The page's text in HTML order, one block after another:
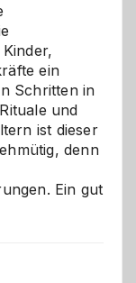
ein
Schritten in
und
ist dieser
denn
Ein gut